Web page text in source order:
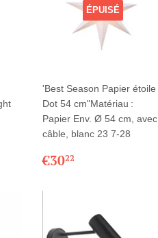
ÉPUISÉ
'Best Season Papier étoile
Dot 54 cm"Matériau :
Papier Env. Ø 54 cm, avec
câble, blanc 23 7-28
PRIX
€3022